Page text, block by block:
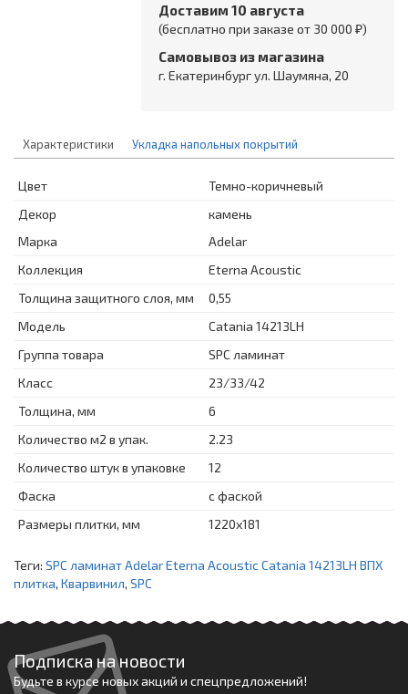
Доставим 10 августа
(бесплатно при заказе от 30 000 ₽)
Самовывоз из магазина
г. Екатеринбург ул. Шаумяна, 20
Характеристики Укладка напольных покрытий
Цвет
Темно-коричневый
Декор
камень
Марка
Adelar
Коллекция
Eterna Acoustic
Толщина защитного слоя, мм
0,55
Модель
Catania 14213LH
Группа товара
SPC ламинат
Класс
23/33/42
Толщина, мм
6
Количество м2 в упак.
2.23
Количество штук в упаковке
12
Фаска
с фаской
Размеры плитки, мм
1220х181
Теги: SPC ламинат Adelar Eterna Acoustic Catania 14213LH ВПХ
плитка, Кварвинил, SPC
Подписка на новости
Будьте в курсе новых акций и спецпредложений!